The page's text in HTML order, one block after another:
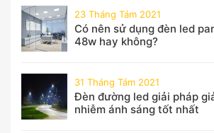
23 Tháng Tám 2021
Có nên sử dụng đèn led
48w hay không?
31 Tháng Tám 2021
Đèn đường led giải pháp
nhiễm ánh sáng tốt nhất